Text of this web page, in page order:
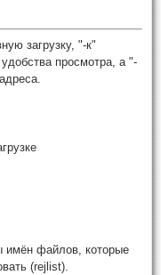
загрузку, "-к"
просмотра, а "-
имён файлов, которые
(rejlist).